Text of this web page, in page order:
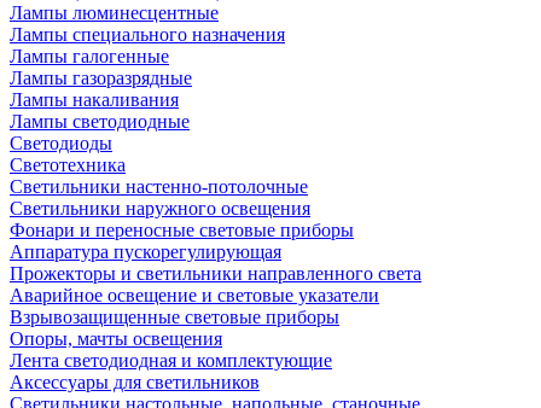
Лампы люминесцентные
Лампы специального назначения
Лампы галогенные
Лампы газоразрядные
Лампы накаливания
Лампы светодиодные
Светодиоды
Светотехника
Светильники настенно-потолочные
Светильники наружного освещения
Фонари и переносные световые приборы
Аппаратура пускорегулирующая
Прожекторы и светильники направленного света
Аварийное освещение и световые указатели
Взрывозащищенные световые приборы
Опоры, мачты освещения
Лента светодиодная и комплектующие
Аксессуары для светильников
Светильники настольные, напольные, станочные